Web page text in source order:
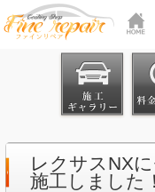
レクサスNX
施工しました